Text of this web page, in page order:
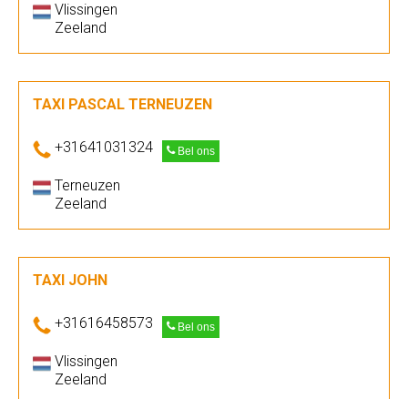
Vlissingen
Zeeland
TAXI PASCAL TERNEUZEN
+31641031324 Bel ons
Terneuzen
Zeeland
TAXI JOHN
+31616458573 Bel ons
Vlissingen
Zeeland